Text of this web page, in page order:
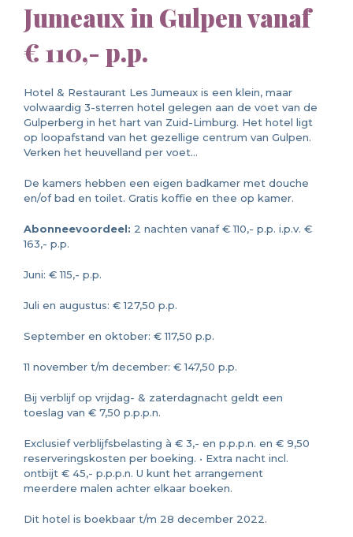
Jumeaux in Gulpen vanaf
€ 110,- p.p.
Hotel & Restaurant Les Jumeaux is een klein, maar
volwaardig 3-sterren hotel gelegen aan de voet van de
Gulperberg in het hart van Zuid-Limburg. Het hotel ligt
op loopafstand van het gezellige centrum van Gulpen.
Verken het heuvelland per voet…
De kamers hebben een eigen badkamer met douche
en/of bad en toilet. Gratis koffie en thee op kamer.
Abonneevoordeel: 2 nachten vanaf € 110,- p.p. i.p.v. €
163,- p.p.
Juni: € 115,- p.p.
Juli en augustus: € 127,50 p.p.
September en oktober: € 117,50 p.p.
11 november t/m december: € 147,50 p.p.
Bij verblijf op vrijdag- & zaterdagnacht geldt een
toeslag van € 7,50 p.p.p.n.
Exclusief verblijfsbelasting à € 3,- en p.p.p.n. en € 9,50
reserveringskosten per boeking. • Extra nacht incl.
ontbijt € 45,- p.p.p.n. U kunt het arrangement
meerdere malen achter elkaar boeken.
Dit hotel is boekbaar t/m 28 december 2022.